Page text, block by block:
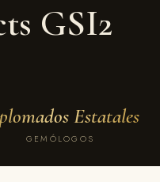
GSI2
Estatales
GEMÓLOGOS